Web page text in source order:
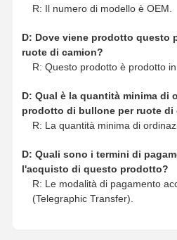
R: Il numero di modello è OEM.
D: Dove viene prodotto questo
ruote di camion?
R: Questo prodotto è prodotto in
D: Qual è la quantità minima di
prodotto di bullone per ruote di
R: La quantità minima di
D: Quali sono i termini di
l'acquisto di questo prodotto?
R: Le modalità di pagamento
(Telegraphic Transfer).